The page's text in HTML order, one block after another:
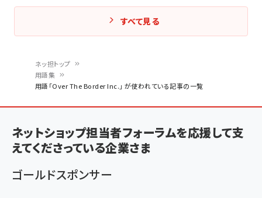
ン
く
ず
ネッ担トップ
用語集
用語「Over The Border Inc.」 が使われている記事の一覧
すべて見る
ネットショップ担当者フォーラムを応援して支
えてくださっている企業さま
ゴールドスポンサー